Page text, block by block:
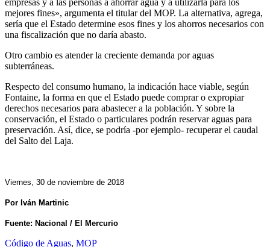
mejores fines», argumenta el titular del MOP. La alternativa, agrega,
sería que el Estado determine esos fines y los ahorros necesarios con
una fiscalización que no daría abasto.
Otro cambio es atender la creciente demanda por aguas
subterráneas.
Respecto del consumo humano, la indicación hace viable, según
Fontaine, la forma en que el Estado puede comprar o expropiar
derechos necesarios para abastecer a la población. Y sobre la
conservación, el Estado o particulares podrán reservar aguas para
preservación. Así, dice, se podría -por ejemplo- recuperar el caudal
del Salto del Laja.
Viernes, 30 de noviembre de 2018
Por Iván Martinic
Fuente: Nacional / El Mercurio
Código de Aguas, MOP